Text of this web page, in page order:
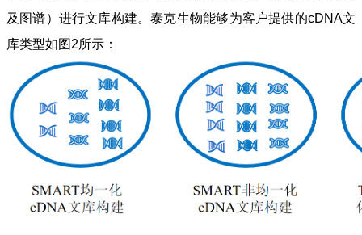
及图谱）进行文库构建。泰克生物能够为客户提供的cDNA文
库类型如图2所示：